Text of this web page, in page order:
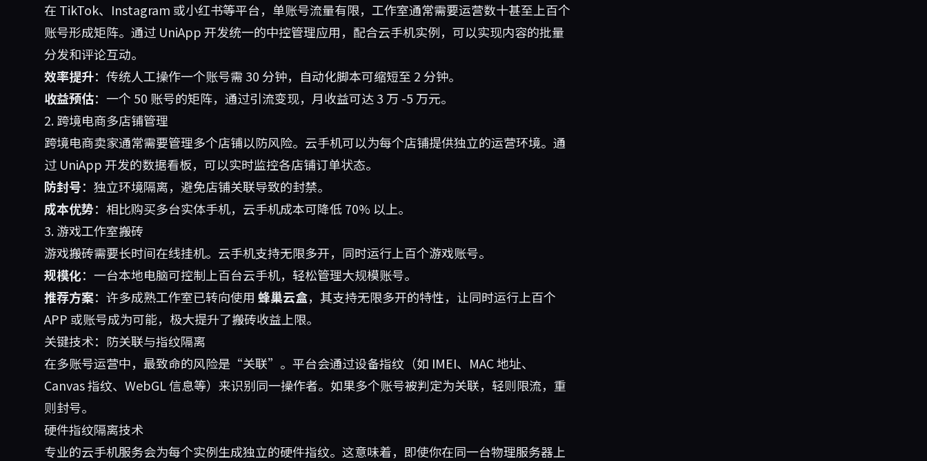
在 TikTok、Instagram 或小红书等平台，单账号流量有限，工作室通常需要运营数十甚至上百个
账号形成矩阵。通过 UniApp 开发统一的中控管理应用，配合云手机实例，可以实现内容的批量
分发和评论互动。
效率提升：传统人工操作一个账号需 30 分钟，自动化脚本可缩短至 2 分钟。
收益预估：一个 50 账号的矩阵，通过引流变现，月收益可达 3 万 -5 万元。
2. 跨境电商多店铺管理
跨境电商卖家通常需要管理多个店铺以防风险。云手机可以为每个店铺提供独立的运营环境。通
过 UniApp 开发的数据看板，可以实时监控各店铺订单状态。
防封号：独立环境隔离，避免店铺关联导致的封禁。
成本优势：相比购买多台实体手机，云手机成本可降低 70% 以上。
3. 游戏工作室搬砖
游戏搬砖需要长时间在线挂机。云手机支持无限多开，同时运行上百个游戏账号。
规模化：一台本地电脑可控制上百台云手机，轻松管理大规模账号。
推荐方案：许多成熟工作室已转向使用 蜂巢云盒，其支持无限多开的特性，让同时运行上百个
APP 或账号成为可能，极大提升了搬砖收益上限。
关键技术：防关联与指纹隔离
在多账号运营中，最致命的风险是“关联”。平台会通过设备指纹（如 IMEI、MAC 地址、
Canvas 指纹、WebGL 信息等）来识别同一操作者。如果多个账号被判定为关联，轻则限流，重
则封号。
硬件指纹隔离技术
专业的云手机服务会为每个实例生成独立的硬件指纹。这意味着，即使你在同一台物理服务器上